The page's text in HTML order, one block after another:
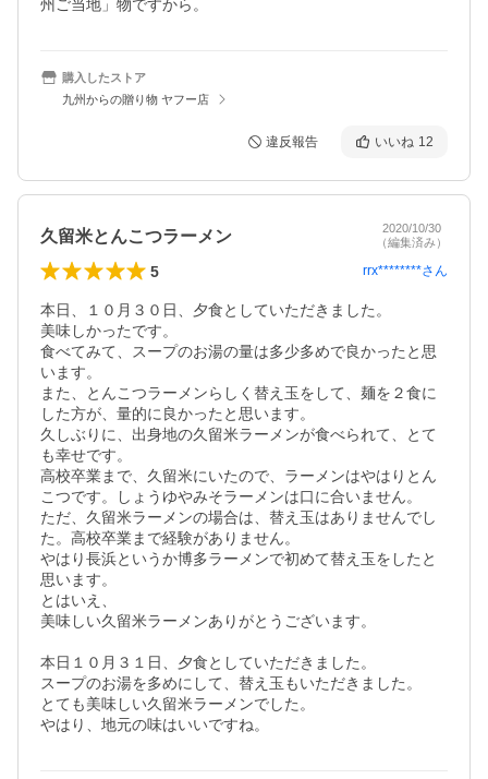
州ご当地」物ですから。
購入したストア
九州からの贈り物 ヤフー店
違反報告 いいね 12
久留米とんこつラーメン
2020/10/30
（編集済み）
5 rrx********さん
本日、１０月３０日、夕食としていただきました。
美味しかったです。
食べてみて、スープのお湯の量は多少多めで良かったと思
います。
また、とんこつラーメンらしく替え玉をして、麺を２食に
した方が、量的に良かったと思います。
久しぶりに、出身地の久留米ラーメンが食べられて、とて
も幸せです。
高校卒業まで、久留米にいたので、ラーメンはやはりとん
こつです。しょうゆやみそラーメンは口に合いません。
ただ、久留米ラーメンの場合は、替え玉はありませんでし
た。高校卒業まで経験がありません。
やはり長浜というか博多ラーメンで初めて替え玉をしたと
思います。
とはいえ、
美味しい久留米ラーメンありがとうございます。
本日１０月３１日、夕食としていただきました。
スープのお湯を多めにして、替え玉もいただきました。
とても美味しい久留米ラーメンでした。
やはり、地元の味はいいですね。